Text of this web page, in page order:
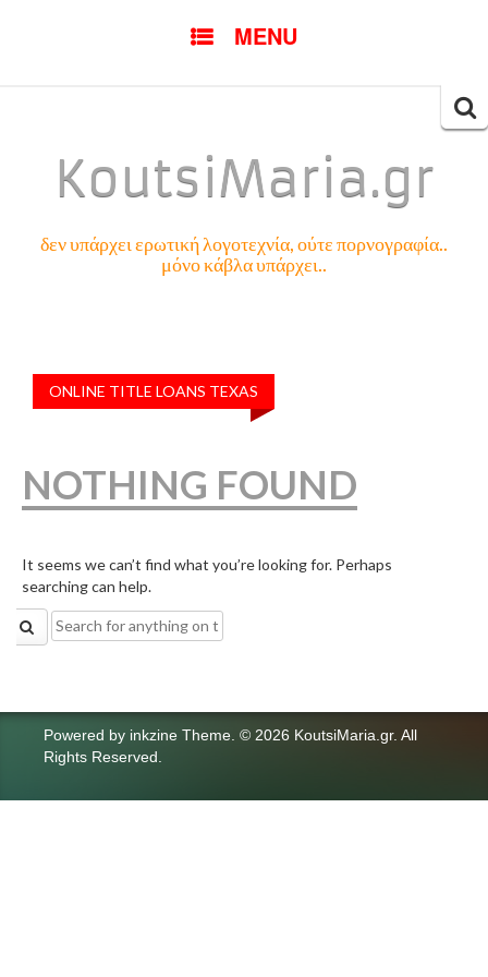
MENU
KoutsiMaria.gr
δεν υπάρχει ερωτική λογοτεχνία, ούτε πορνογραφία..
μόνο κάβλα υπάρχει..
ONLINE TITLE LOANS TEXAS
NOTHING FOUND
It seems we can’t find what you’re looking for. Perhaps
searching can help.
Search
for:
Powered by inkzine Theme © 2026 KoutsiMaria.gr. All
Rights Reserved.